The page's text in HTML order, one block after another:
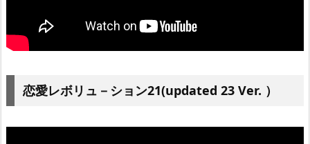
恋愛レボリュ－ション21(updated 23 Ver. ）